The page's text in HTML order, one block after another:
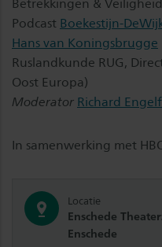
Betrekkingen &
Podcast Boekestijn-
Hans van Koningsbrugge
Ruslandkunde RUG,
Oost Europa)
Moderator Richard
In samenwerking met
Locatie
Enschede
Enschede